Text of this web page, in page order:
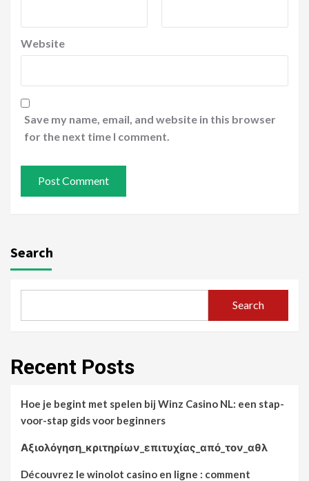
Website
Save my name, email, and website in this browser
for the next time I comment.
Search
Search
Recent Posts
Hoe je begint met spelen bij Winz Casino NL: een stap-
voor-stap gids voor beginners
Αξιολόγηση_κριτηρίων_επιτυχίας_από_τον_αθλ
Découvrez le winolot casino en ligne : comment